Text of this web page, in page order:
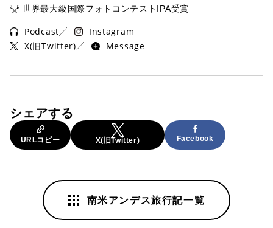
世界最大級国際フォトコンテストIPA受賞
Podcast
Instagram
X(旧Twitter)
Message
シェアする
URLコピー X(旧Twitter) Facebook
南米アンデス旅行記一覧